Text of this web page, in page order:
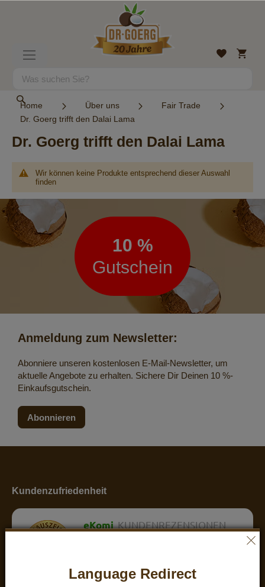
Suche
Wunschliste
Mein
Home Über uns
Fair Trade
Dr. Goerg trifft den Dalai Lama
Dr. Goerg trifft den Dalai Lama
Wir können keine Produkte entsprechend dieser Auswahl
finden
Newsletter
10 %
Gutschein
Anmeldung zum Newsletter:
Abonniere unseren kostenlosen E-Mail-Newsletter, um
aktuelle Angebote zu erhalten. Sichere Dir Deinen 10 %-
Einkaufsgutschein.
Abonnieren
Kundenzufriedenheit
eKomi KUNDENREZENSIONEN
Language Redirect